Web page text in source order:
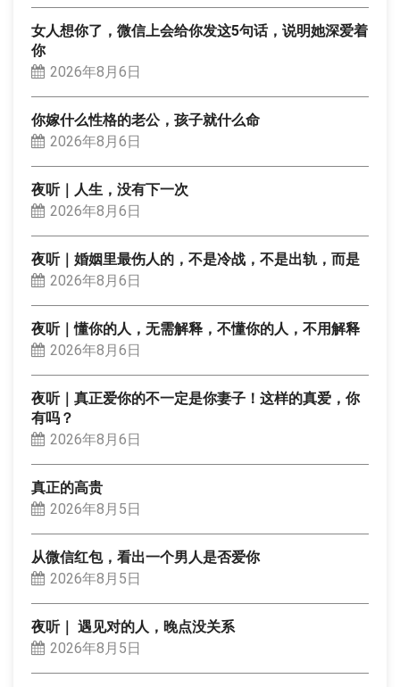
女人想你了，微信上会给你发这5句话，说明她深爱着
你
2026年8月6日
你嫁什么性格的老公，孩子就什么命
2026年8月6日
夜听｜人生，没有下一次
2026年8月6日
夜听｜婚姻里最伤人的，不是冷战，不是出轨，而是
2026年8月6日
夜听｜懂你的人，无需解释，不懂你的人，不用解释
2026年8月6日
夜听｜真正爱你的不一定是你妻子！这样的真爱，你
有吗？
2026年8月6日
真正的高贵
2026年8月5日
从微信红包，看出一个男人是否爱你
2026年8月5日
夜听｜ 遇见对的人，晚点没关系
2026年8月5日